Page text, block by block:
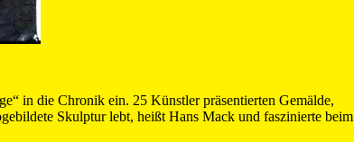
in die Chronik ein. 25 Künstler präsentierten Gemälde,
Skulptur lebt, heißt Hans Mack und faszinierte beim